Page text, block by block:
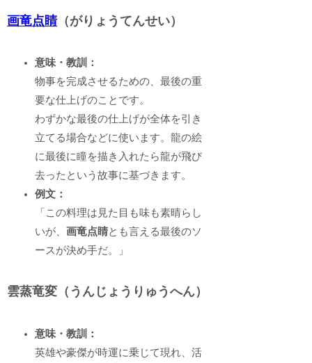
画竜点睛（がりょうてんせい）
意味・教訓：
物事を完成させるための、最後の重
要な仕上げのことです。
わずかな最後の仕上げが全体を引き
立てる場合などに使います。龍の絵
に最後に瞳を描き入れたら龍が飛び
去ったという故事に基づきます。
例文：
「この料理は見た目も味も素晴らし
いが、画竜点睛とも言える最後のソ
ースが決め手だ。」
雲蒸竜変（うんじょうりゅうへん）
意味・教訓：
英雄や豪傑が時運に乗じて現れ、活